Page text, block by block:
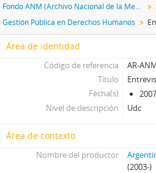
Fondo ANM (Archivo Nacional de la Memoria)
Gestión Pública en Derechos Humanos
Área de identidad
Código de referencia
AR-
Título
Fecha(s)
Nivel de descripción
Udc
Área de contexto
Nombre del productor
(2003-)